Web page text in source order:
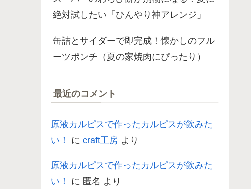
絶対試したい「ひんやり神アレンジ」
缶詰とサイダーで即完成！懐かしのフル
ーツポンチ（夏の家焼肉にぴったり）
最近のコメント
原液カルピスで作ったカルピスが飲みた
い！
に craft工房 より
原液カルピスで作ったカルピスが飲みた
い！
に 匿名 より